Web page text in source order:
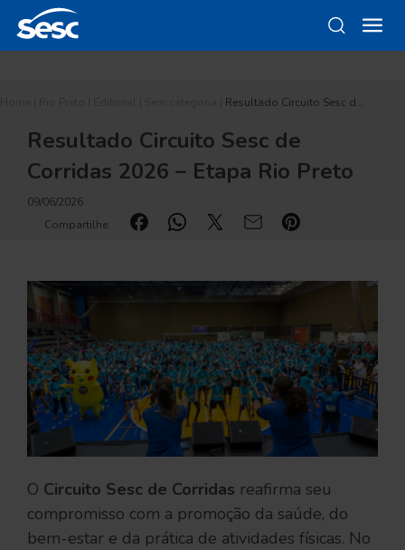
Resultado Circuito Sesc d…
Resultado Circuito Sesc de
Corridas 2026 – Etapa Rio Preto
09/06/2026
Compartilhe:
O Circuito Sesc de Corridas reafirma seu
compromisso com a promoção da saúde, do
bem-estar e da prática de atividades físicas. No